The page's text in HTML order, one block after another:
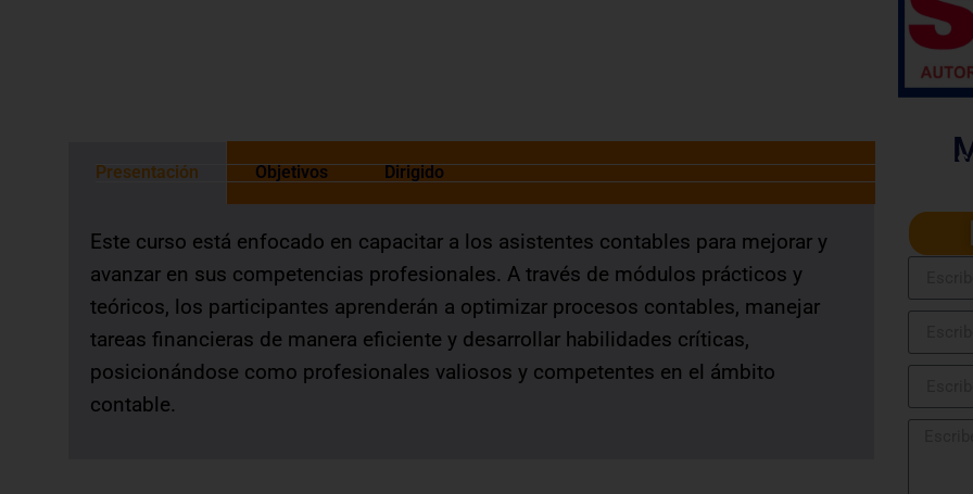
Presentación Objetivos Dirigido
Este curso está enfocado en capacitar a los asistentes contables para mejorar y
avanzar en sus competencias profesionales. A través de módulos prácticos y
teóricos, los participantes aprenderán a optimizar procesos contables, manejar
tareas financieras de manera eficiente y desarrollar habilidades críticas,
posicionándose como profesionales valiosos y competentes en el ámbito
contable.